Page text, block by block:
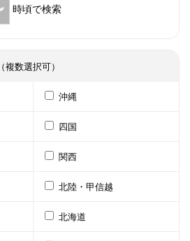
時頃で検索
（複数選択可）
沖縄
四国
関西
北陸・甲信越
北海道